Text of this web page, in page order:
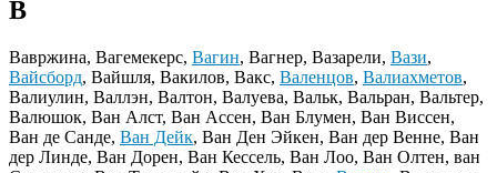
В
Вавржина, Вагемекерс, Вагин, Вагнер, Вазарели, Вази,
Вайсборд, Вайшля, Вакилов, Вакс, Валенцов, Валиахметов,
Валиулин, Валлэн, Валтон, Валуева, Вальк, Вальран, Вальтер,
Валюшок, Ван Алст, Ван Ассен, Ван Блумен, Ван Виссен,
Ван де Санде, Ван Дейк, Ван Ден Эйкен, Ван дер Венне, Ван
дер Линде, Ван Дорен, Ван Кессель, Ван Лоо, Ван Олтен, ван